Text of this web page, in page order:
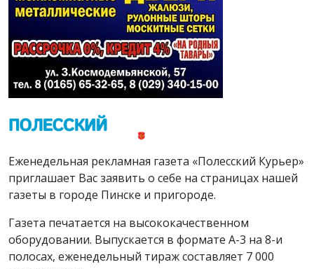
Еженедельная рекламная газета «Полесский Курьер»
приглашает Вас заявить о себе на страницах нашей
газеты в городе Пинске и пригороде.
Газета печатается на высококачественном
оборудовании. Выпускается в формате А-3 на 8-и
полосах, еженедельный тираж составляет 7 000